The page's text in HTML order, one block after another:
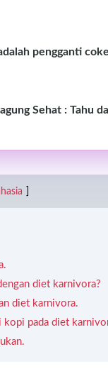
pengganti
Sehat : Tahu
diet karnivora?
diet karnivora.
kopi pada diet